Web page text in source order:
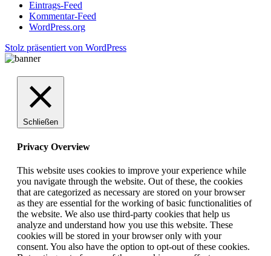
Eintrags-Feed
Kommentar-Feed
WordPress.org
Stolz präsentiert von WordPress
Schließen
Privacy Overview
This website uses cookies to improve your experience while
you navigate through the website. Out of these, the cookies
that are categorized as necessary are stored on your browser
as they are essential for the working of basic functionalities of
the website. We also use third-party cookies that help us
analyze and understand how you use this website. These
cookies will be stored in your browser only with your
consent. You also have the option to opt-out of these cookies.